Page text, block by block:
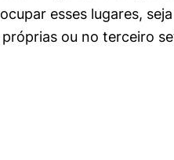
esses lugares,
ou no terceiro